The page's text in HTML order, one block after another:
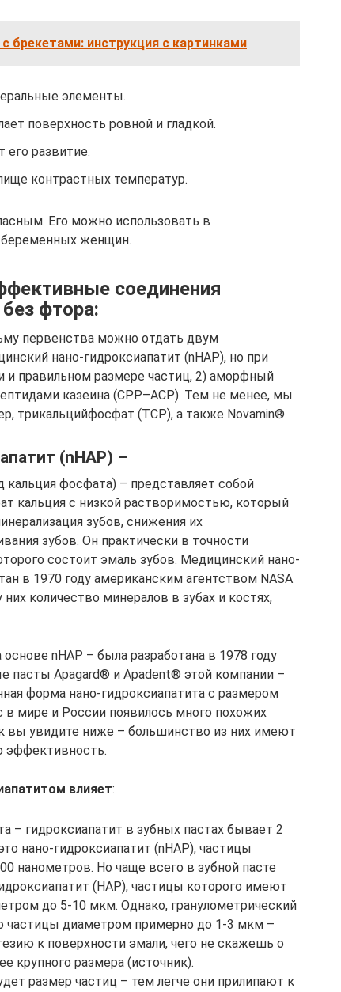
брекетами: инструкция с картинками
элементы.
поверхность ровной и гладкой.
его развитие.
контрастных температур.
Его можно использовать в
беременных женщин.
соединения
фтора:
первенства можно отдать двум
нано-гидроксиапатит (nHAP), но при
и правильном размере частиц, 2) аморфный
казеина (СРР–АСР). Тем не менее, мы
трикальцийфосфат (TCP), а также Novamin®.
(nHAP) –
кальция фосфата) – представляет собой
кальция с низкой растворимостью, который
зубов, снижения их
зубов. Он практически в точности
состоит эмаль зубов. Медицинский нано-
в 1970 году американским агентством NASA
количество минералов в зубах и костях,
nHAP – была разработана в 1978 году
пасты Apagard® и Apadent® этой компании –
форма нано-гидроксиапатита с размером
в мире и России появилось много похожих
вы увидите ниже – большинство из них имеют
эффективность.
влияет:
– гидроксиапатит в зубных пастах бывает 2
нано-гидроксиапатит (nHAP), частицы
нанометров. Но чаще всего в зубной пасте
(HAP), частицы которого имеют
до 5-10 мкм. Однако, гранулометрический
частицы диаметром примерно до 1-3 мкм –
к поверхности эмали, чего не скажешь о
крупного размера (источник).
размер частиц – тем легче они прилипают к